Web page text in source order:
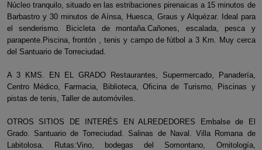
Núcleo tranquilo, situado en las estribaciones pirenaicas a 15 minutos de
Barbastro y 30 minutos de Aínsa, Huesca, Graus y Alquézar. Ideal para
el senderismo. Bicicleta de montaña.Cañones, escalada, pesca y
parapente.Piscina, frontón , tenis y campo de fútbol a 3 Km. Muy cerca
del Santuario de Torreciudad.
A 3 KMS. EN EL GRADO Restaurantes, Supermercado, Panadería,
Centro Médico, Farmacia, Biblioteca, Oficina de Turismo, Piscinas y
pistas de tenis, Taller de automóviles.
OTROS SITIOS DE INTERÉS EN ALREDEDORES Embalse de El
Grado. Santuario de Torreciudad. Salinas de Naval. Villa Romana de
Labitolosa. Rutas:Vino, bodegas del Somontano, Ornitología,